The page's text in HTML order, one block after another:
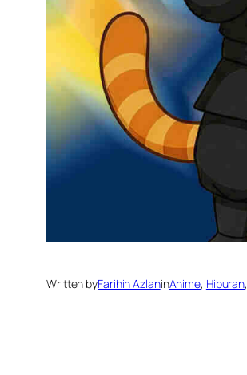
Written byFarihin AzlaninAnime, Hiburan,